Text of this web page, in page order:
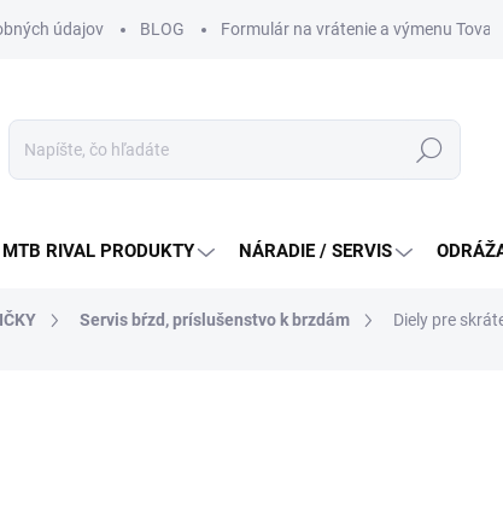
údajov BLOG Formulár na vrátenie a výmenu Tovaru
Hľadať
MTB RIVAL PRODUKTY NÁRADIE / SERVIS
Servis bŕzd, príslušenstvo k brzdám Diely pre